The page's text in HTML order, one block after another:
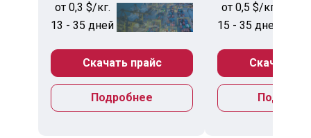
от 0,3 $/кг.
13 - 35 дней
Скачать прайс
Подробнее
от 0,5 $/кг.
15 - 35 дней
Скачать